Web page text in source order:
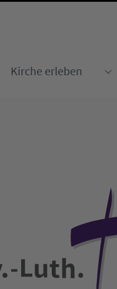
Kirche erleben